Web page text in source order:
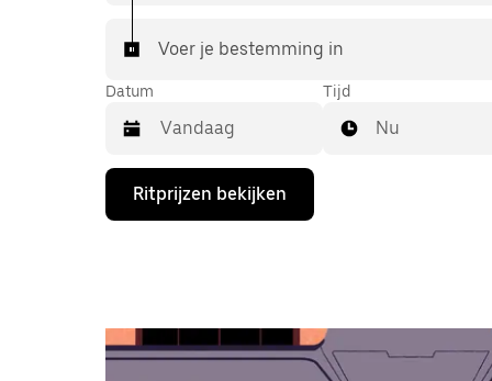
Voer je bestemming in
Datum
Druk
de
te
openen
Tijd
Nu
Ritprijzen bekijken